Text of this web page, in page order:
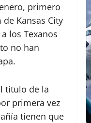
primero
Kansas City
los Texanos
no han
título de la
primera vez
tienen que